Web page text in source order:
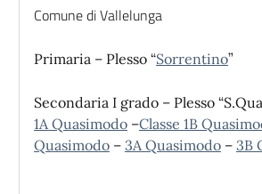
Comune di Vallelunga
Primaria – Plesso “Sorrentino”
Secondaria I grado – Plesso
1A Quasimodo –Classe 1B
Quasimodo – 3A Quasimodo – 3B